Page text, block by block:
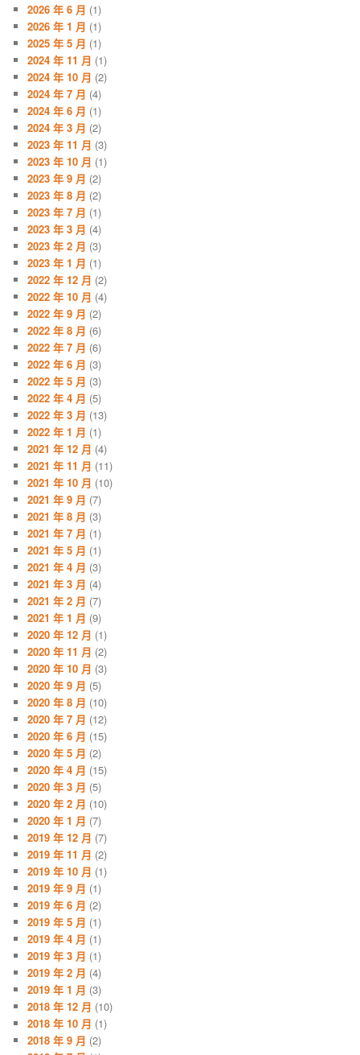
2026 年 6 月 (1)
2026 年 1 月 (1)
2025 年 5 月 (1)
2024 年 11 月 (1)
2024 年 10 月 (2)
2024 年 7 月 (4)
2024 年 6 月 (1)
2024 年 3 月 (2)
2023 年 11 月 (3)
2023 年 10 月 (1)
2023 年 9 月 (2)
2023 年 8 月 (2)
2023 年 7 月 (1)
2023 年 3 月 (4)
2023 年 2 月 (3)
2023 年 1 月 (1)
2022 年 12 月 (2)
2022 年 10 月 (4)
2022 年 9 月 (2)
2022 年 8 月 (6)
2022 年 7 月 (6)
2022 年 6 月 (3)
2022 年 5 月 (3)
2022 年 4 月 (5)
2022 年 3 月 (13)
2022 年 1 月 (1)
2021 年 12 月 (4)
2021 年 11 月 (11)
2021 年 10 月 (10)
2021 年 9 月 (7)
2021 年 8 月 (3)
2021 年 7 月 (1)
2021 年 5 月 (1)
2021 年 4 月 (3)
2021 年 3 月 (4)
2021 年 2 月 (7)
2021 年 1 月 (9)
2020 年 12 月 (1)
2020 年 11 月 (2)
2020 年 10 月 (3)
2020 年 9 月 (5)
2020 年 8 月 (10)
2020 年 7 月 (12)
2020 年 6 月 (15)
2020 年 5 月 (2)
2020 年 4 月 (15)
2020 年 3 月 (5)
2020 年 2 月 (10)
2020 年 1 月 (7)
2019 年 12 月 (7)
2019 年 11 月 (2)
2019 年 10 月 (1)
2019 年 9 月 (1)
2019 年 6 月 (2)
2019 年 5 月 (1)
2019 年 4 月 (1)
2019 年 3 月 (1)
2019 年 2 月 (4)
2019 年 1 月 (3)
2018 年 12 月 (10)
2018 年 10 月 (1)
2018 年 9 月 (2)